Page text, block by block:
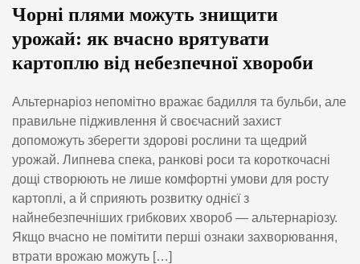
Чорні плями можуть знищити
урожай: як вчасно врятувати
картоплю від небезпечної хвороби
Альтернаріоз непомітно вражає бадилля та бульби, але
правильне підживлення й своєчасний захист
допоможуть зберегти здорові рослини та щедрий
урожай. Липнева спека, ранкові роси та короткочасні
дощі створюють не лише комфортні умови для росту
картоплі, а й сприяють розвитку однієї з
найнебезпечніших грибкових хвороб — альтернаріозу.
Якщо вчасно не помітити перші ознаки захворювання,
втрати врожаю можуть […]